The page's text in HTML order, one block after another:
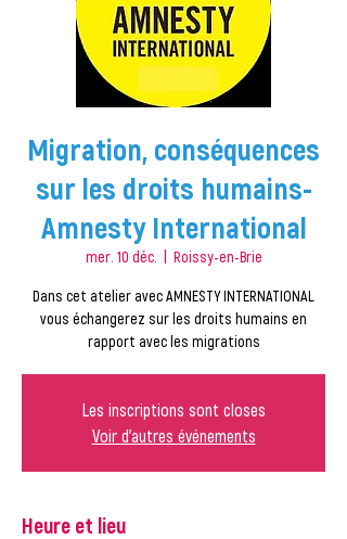
Migration, conséquences
sur les droits humains-
Amnesty International
mer. 10 déc. Roissy-en-Brie
Dans cet atelier avec AMNESTY INTERNATIONAL
vous échangerez sur les droits humains en
rapport avec les migrations
Les inscriptions sont closes
Voir d'autres événements
Heure et lieu